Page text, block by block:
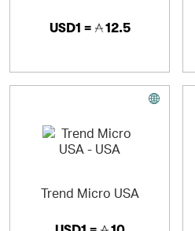
USD1 = 12.5
Trend Micro USA